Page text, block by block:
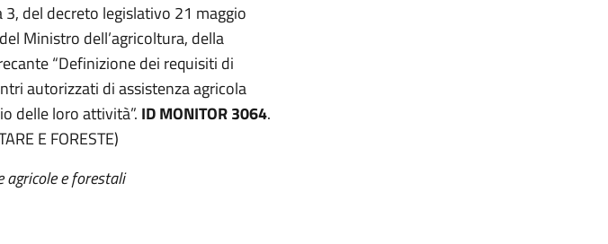
3, del decreto legislativo 21 maggio
Ministro dell’agricoltura, della
“Definizione dei requisiti di
autorizzati di assistenza agricola
delle loro attività”. ID MONITOR 3064.
E FORESTE)
e forestali